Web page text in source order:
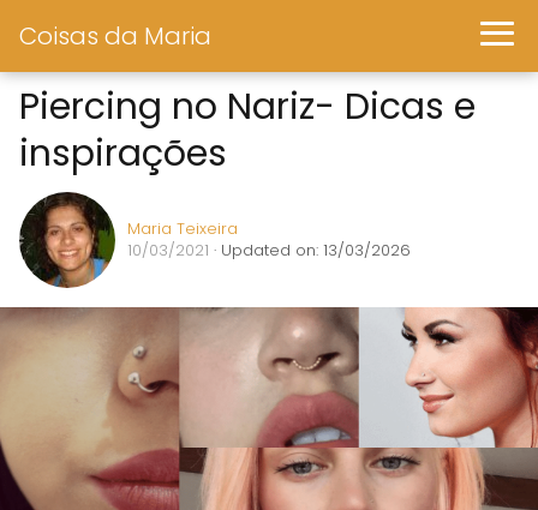
Coisas da Maria
Piercing no Nariz- Dicas e
inspirações
Maria Teixeira
10/03/2021 · Updated on: 13/03/2026